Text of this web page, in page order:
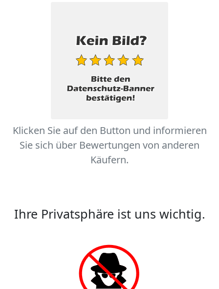
Klicken Sie auf den Button und informieren
Sie sich über Bewertungen von anderen
Käufern.
Ihre Privatsphäre ist uns wichtig.